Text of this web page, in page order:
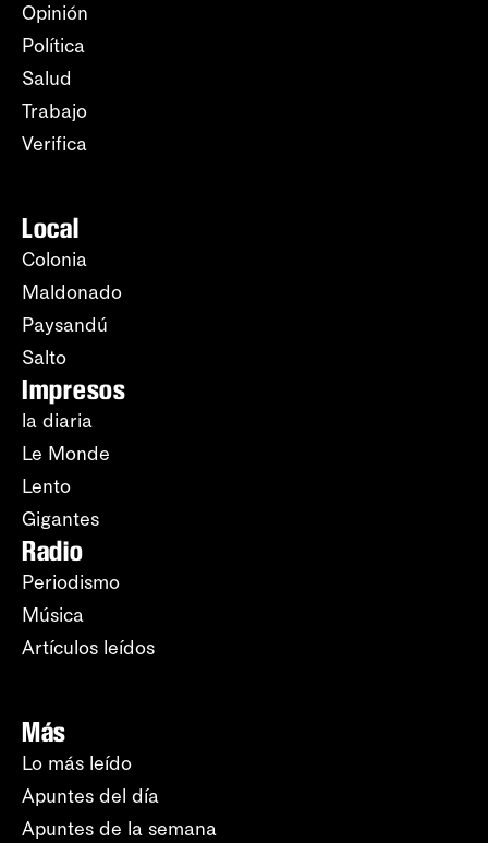
Opinión
Política
Salud
Trabajo
Verifica
Local
Colonia
Maldonado
Paysandú
Salto
Impresos
la diaria
Le Monde
Lento
Gigantes
Radio
Periodismo
Música
Artículos leídos
Más
Lo más leído
Apuntes del día
Apuntes de la semana